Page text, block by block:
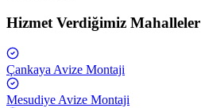
Hizmet Verdiğimiz Mahalleler
Çankaya Avize Montaji
Mesudiye Avize Montaji